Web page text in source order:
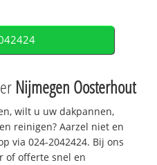
Nijmegen Oosterhout
wilt u uw dakpannen,
reinigen? Aarzel niet en
via 024-2042424. Bij ons
of offerte snel en